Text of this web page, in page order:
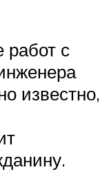
работ с
известно,